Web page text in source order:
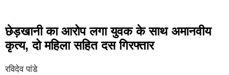
छेड़खानी का आरोप लगा युवक के साथ अमानवीय
कृत्य, दो महिला सहित दस गिरफ्तार
रविदेव पांडे